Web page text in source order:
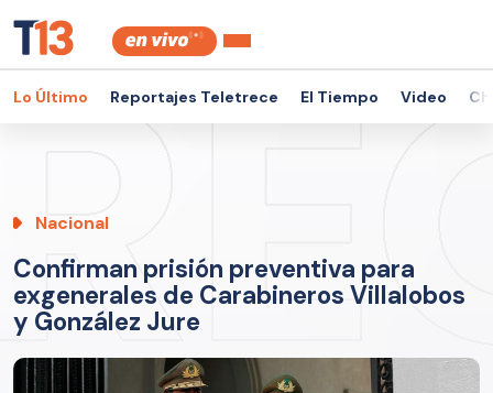
Lo Último Reportajes Teletrece El Tiempo Video
Nacional
Confirman prisión preventiva para
exgenerales de Carabineros Villalobos
y González Jure